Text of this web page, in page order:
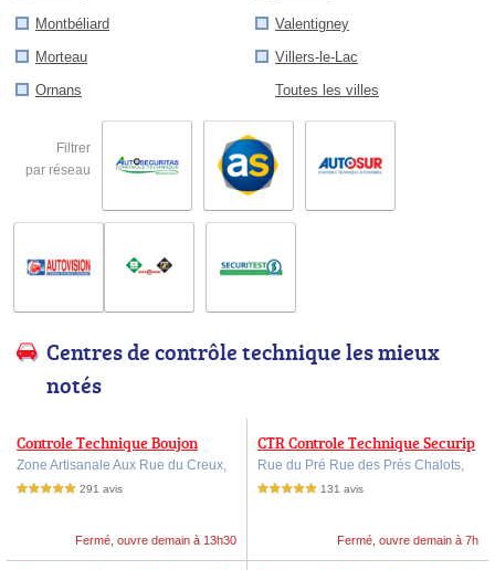
Montbéliard
Morteau
Ornans
Valentigney
Villers-le-Lac
Toutes les villes
Filtrer
par réseau
Centres de contrôle technique les mieux
notés
Controle Technique Boujon
Zone Artisanale Aux Rue du Creux,
5,0 étoiles sur 5 291 avis
Fermé, ouvre demain à 13h30
CTR Controle Technique Securip
lus
Rue du Pré Rue des Prés Chalots,
5,0 étoiles sur 5 131 avis
Fermé, ouvre demain à 7h